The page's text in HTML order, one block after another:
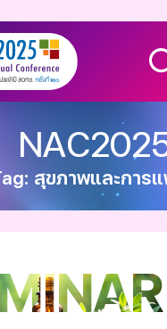
สุขภาพและการ